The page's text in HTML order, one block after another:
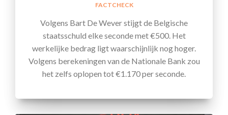
FACTCHECK
Volgens Bart De Wever stijgt de Belgische
staatsschuld elke seconde met €500. Het
werkelijke bedrag ligt waarschijnlijk nog hoger.
Volgens berekeningen van de Nationale Bank zou
het zelfs oplopen tot €1.170 per seconde.